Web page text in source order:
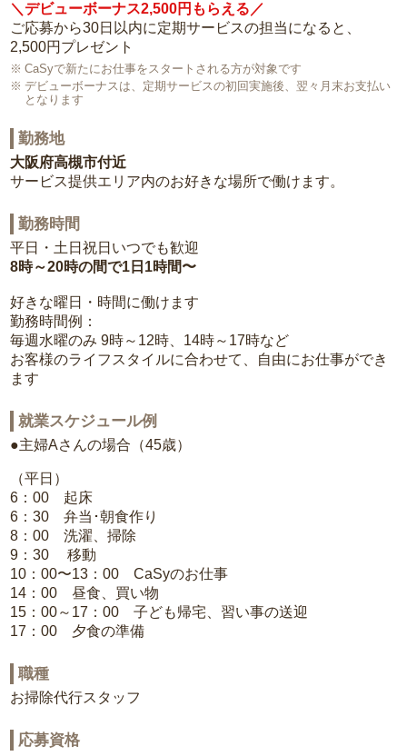
＼デビューボーナス2,500円もらえる／
ご応募から30日以内に定期サービスの担当になると、
2,500円プレゼント
CaSyで新たにお仕事をスタートされる方が対象です
デビューボーナスは、定期サービスの初回実施後、翌々月末お支払い
となります
勤務地
大阪府高槻市付近
サービス提供エリア内のお好きな場所で働けます。
勤務時間
平日・土日祝日いつでも歓迎
8時～20時の間で1日1時間〜
好きな曜日・時間に働けます
勤務時間例：
毎週水曜のみ 9時～12時、14時～17時など
お客様のライフスタイルに合わせて、自由にお仕事ができ
ます
就業スケジュール例
●主婦Aさんの場合（45歳）
（平日）
6：00 起床
6：30 弁当･朝食作り
8：00 洗濯、掃除
9：30 移動
10：00〜13：00 CaSyのお仕事
14：00 昼食、買い物
15：00～17：00 子ども帰宅、習い事の送迎
17：00 夕食の準備
職種
お掃除代行スタッフ
応募資格